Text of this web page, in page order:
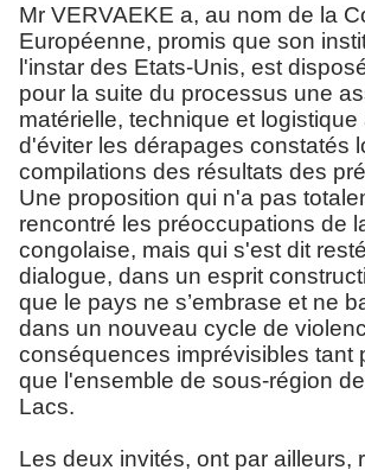
Mr VERVAEKE a, au nom de la
Européenne, promis que son
l'instar des Etats-Unis, est
pour la suite du processus une
matérielle, technique et logistique
d'éviter les dérapages constatés
compilations des résultats des
Une proposition qui n'a pas
rencontré les préoccupations de
congolaise, mais qui s'est dit
dialogue, dans un esprit
que le pays ne s’embrase et ne
dans un nouveau cycle de
conséquences imprévisibles tant
que l'ensemble de sous-région
Lacs.
Les deux invités, ont par ailleurs,